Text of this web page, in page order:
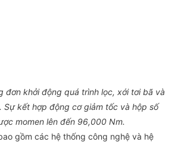
đơn khởi động quá trình lọc, xới tơi bã và
Sự kết hợp động cơ giảm tốc và hộp số
momen lên đến 96,000 Nm.
gồm các hệ thống công nghệ và hệ